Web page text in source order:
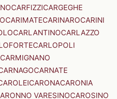
CARFIZZICARGEGHE
CARIMATECARINAROCARINI
CARLANTINOCARLAZZO
CARLOPOLI
CARMIGNANO
CARNATE
CARONACARONIA
VARESINOCAROSINO